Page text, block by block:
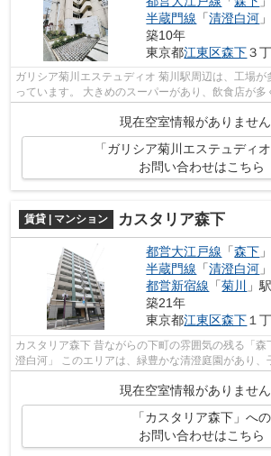
半蔵門線 「清澄白河
築10年
東京都江東区森下３
ガリシア菊川エステュディオ 菊川駅周辺は、工場が多い下町の住宅街が広が
っています。 大きめのスーパーがあり、飲食店が多く、生活に便利な住環境
現在空室情報がありません
「ガリシア菊川エステュディ
お問い合わせはこちら
賃貸 | マンション カスタリア森下
都営大江戸線 「森下
半蔵門線 「清澄白河
都営新宿線 「菊川
」
築21年
東京都江東区森下１
カスタリア森下 昔ながらの下町の雰囲気の残る「森下」 川と緑のある街「清
澄白河」 このエリアは、緑豊かな清澄庭園があり、
く、 住環境良好でファミリー層や単...
現在空室情報がありません
「カスタリア森下」への
お問い合わせはこちら